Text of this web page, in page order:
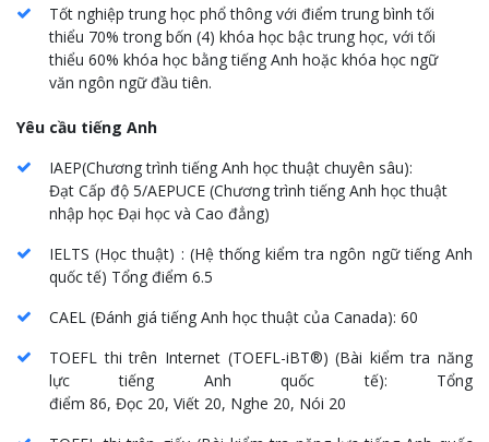
Tốt nghiệp trung học phổ thông với điểm trung bình tối
thiểu 70% trong bốn (4) khóa học bậc trung học, với tối
thiểu 60% khóa học bằng tiếng Anh hoặc khóa học ngữ
văn ngôn ngữ đầu tiên.
Yêu cầu tiếng Anh
IAEP(Chương trình tiếng Anh học thuật chuyên sâu):
Đạt Cấp độ 5/AEPUCE (Chương trình tiếng Anh học thuật
nhập học Đại học và Cao đẳng)
IELTS (Học thuật) : (Hệ thống kiểm tra ngôn ngữ tiếng Anh
quốc tế) Tổng điểm 6.5
CAEL (Đánh giá tiếng Anh học thuật của Canada): 60
TOEFL thi trên Internet(TOEFL-iBT®) (Bài kiểm tra năng
lực tiếng Anh quốc tế): Tổng
điểm 86, Đọc 20, Viết 20, Nghe 20, Nói 20